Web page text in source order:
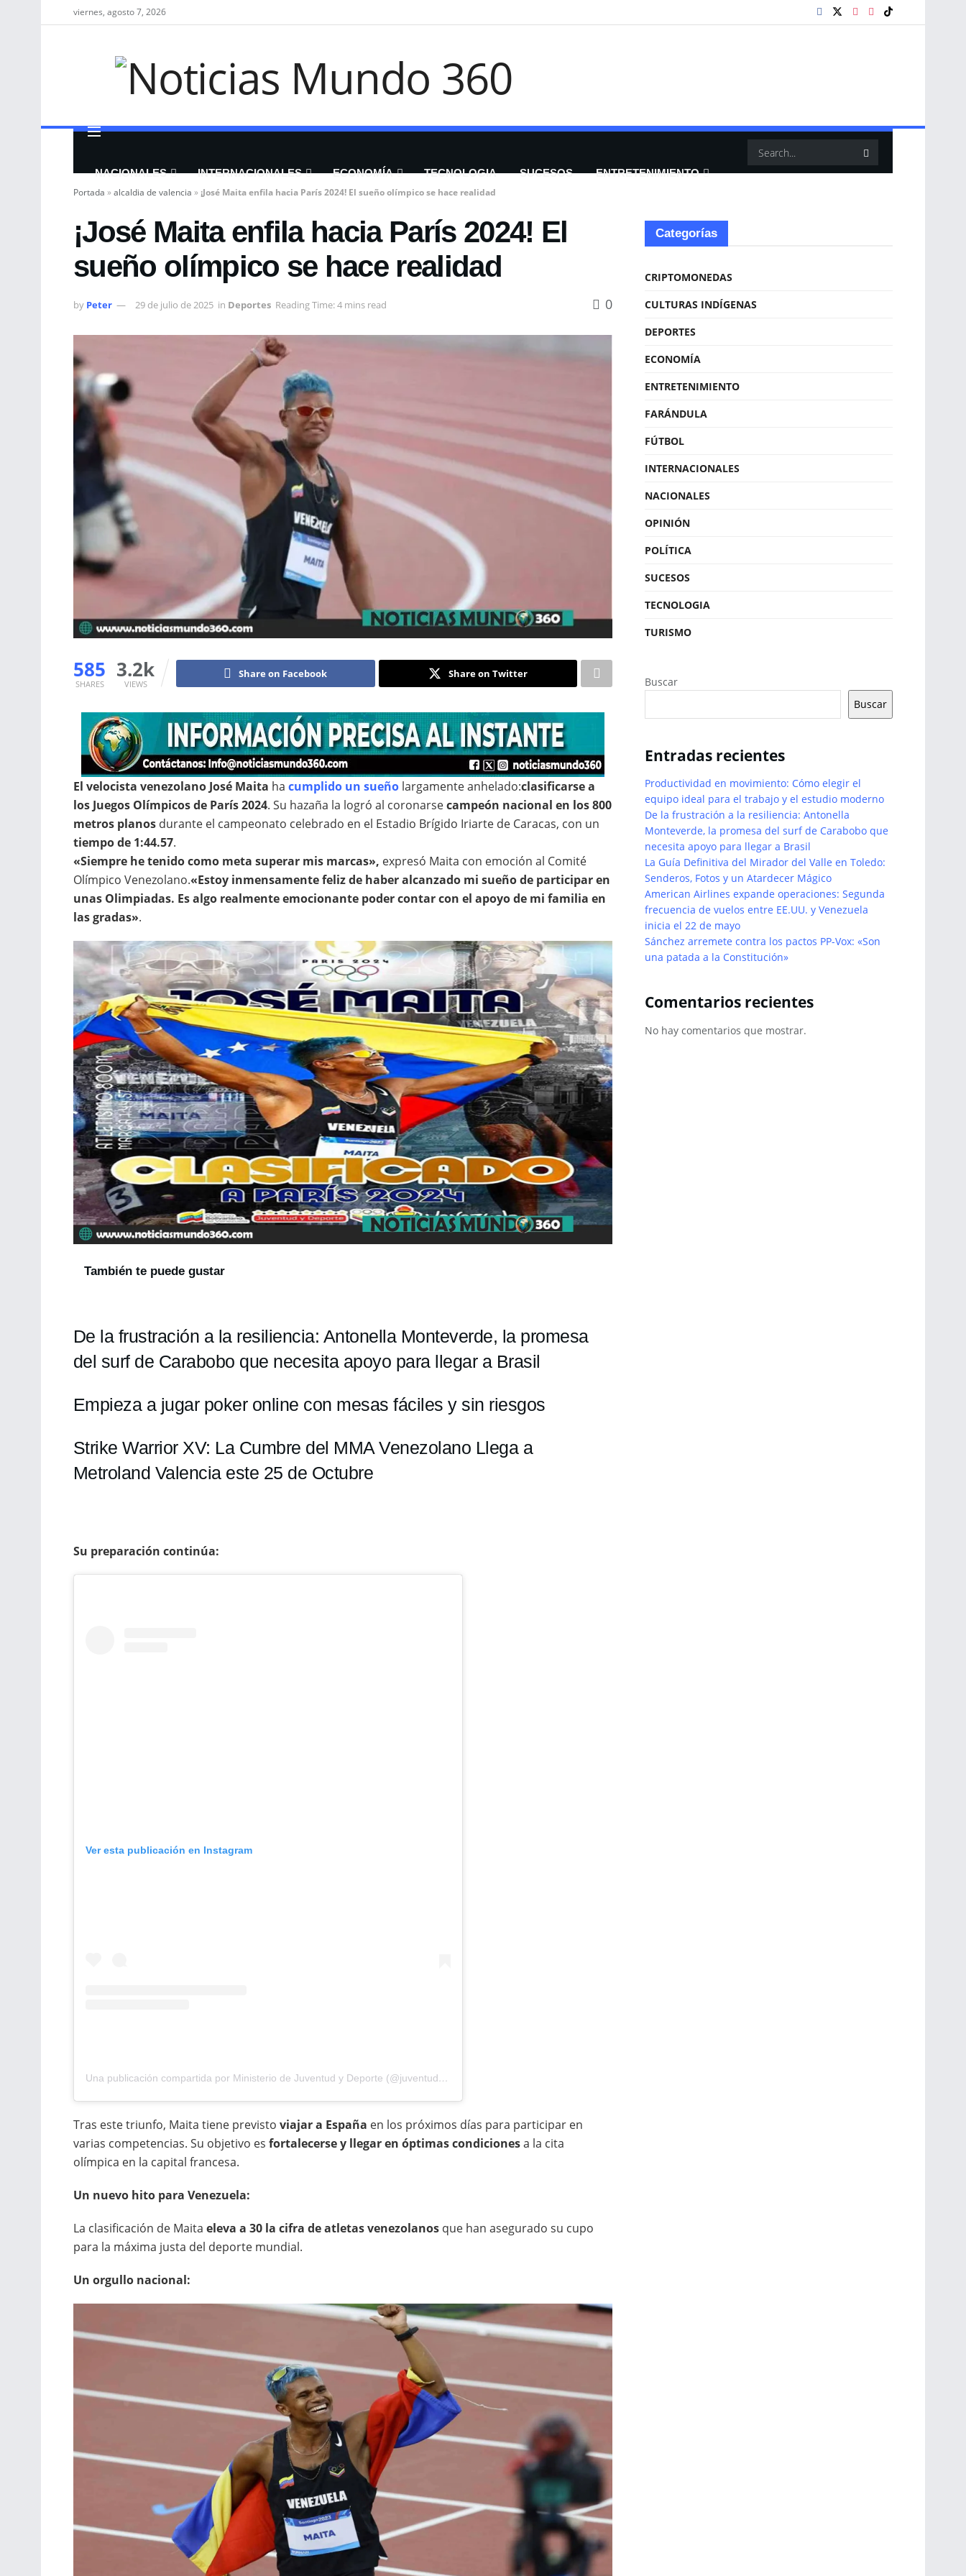
viernes, agosto 7, 2026
NACIONALES INTERNACIONALES ECONOMÍA TECNOLOGIA SUCESOS
ENTRETENIMIENTO
Portada »alcaldia de valencia » ¡José Maita enfila hacia París 2024! El sueño olímpico se hace realidad
¡José Maita enfila hacia París 2024! El
sueño olímpico se hace realidad
by Peter 29 de julio de 2025 in Deportes Reading Time: 4 mins read 0
585
SHARES
3.2k
VIEWS
Share on Facebook Share on Twitter
El velocista venezolano José Maita ha cumplido un sueño largamente anhelado:clasificarse a
los Juegos Olímpicos de París 2024. Su hazaña la logró al coronarsecampeón nacional en los 800
metros planos durante el campeonato celebrado en el Estadio Brígido Iriarte de Caracas, con un
tiempo de 1:44.57.
«Siempre he tenido como meta superar mis marcas», expresó Maita con emoción al Comité
Olímpico Venezolano.«Estoy inmensamente feliz de haber alcanzado mi sueño de participar en
unas Olimpiadas. Es algo realmente emocionante poder contar con el apoyo de mi familia en
las gradas».
También te puede gustar
De la frustración a la resiliencia: Antonella Monteverde, la promesa
del surf de Carabobo que necesita apoyo para llegar a Brasil
Empieza a jugar poker online con mesas fáciles y sin riesgos
Strike Warrior XV: La Cumbre del MMA Venezolano Llega a
Metroland Valencia este 25 de Octubre
Su preparación continúa:
Ver esta publicación en Instagram
Una publicación compartida por Ministerio de Juventud y Deporte (@juventudydep)
Tras este triunfo, Maita tiene previsto viajar a España en los próximos días para participar en
varias competencias. Su objetivo es fortalecerse y llegar en óptimas condicionesa la cita
olímpica en la capital francesa.
Un nuevo hito para Venezuela:
La clasificación de Maita eleva a 30 la cifra de atletas venezolanos que han asegurado su cupo
para la máxima justa del deporte mundial.
Un orgullo nacional:
Categorías
CRIPTOMONEDAS
CULTURAS INDÍGENAS
DEPORTES
ECONOMÍA
ENTRETENIMIENTO
FARÁNDULA
FÚTBOL
INTERNACIONALES
NACIONALES
OPINIÓN
POLÍTICA
SUCESOS
TECNOLOGIA
TURISMO
Buscar
Buscar
Entradas recientes
Productividad en movimiento: Cómo elegir el
equipo ideal para el trabajo y el estudio moderno
De la frustración a la resiliencia: Antonella
Monteverde, la promesa del surf de Carabobo que
necesita apoyo para llegar a Brasil
La Guía Definitiva del Mirador del Valle en Toledo:
Senderos, Fotos y un Atardecer Mágico
American Airlines expande operaciones: Segunda
frecuencia de vuelos entre EE.UU. y Venezuela
inicia el 22 de mayo
Sánchez arremete contra los pactos PP-Vox: «Son
una patada a la Constitución»
Comentarios recientes
No hay comentarios que mostrar.